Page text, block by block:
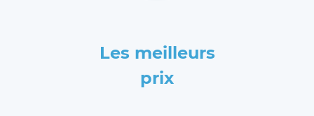
Les meilleurs
prix